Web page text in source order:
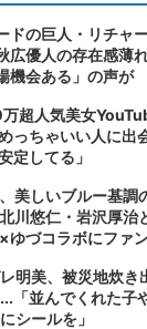
ドの巨人・リチャ
広優人の存在感薄
機会ある」の声が
超人気美女
っちゃいい人に出
定してる」
美しいブルー基調
北川悠仁・岩沢厚治
づコラボにファ
明美、被災地炊き
「並んでくれた子
シールを」